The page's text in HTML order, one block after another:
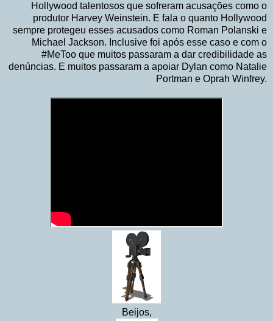
Hollywood talentosos que sofreram acusações como o
produtor Harvey Weinstein. E fala o quanto Hollywood
sempre protegeu esses acusados como Roman Polanski e
Michael Jackson. Inclusive foi após esse caso e com o
#MeToo que muitos passaram a dar credibilidade as
denúncias. E muitos passaram a apoiar Dylan como Natalie
Portman e Oprah Winfrey.
Beijos,